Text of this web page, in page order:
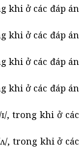
khi ở các đáp án
khi ở các đáp án
khi ở các đáp án
khi ở các đáp án
, trong khi ở các
, trong khi ở các